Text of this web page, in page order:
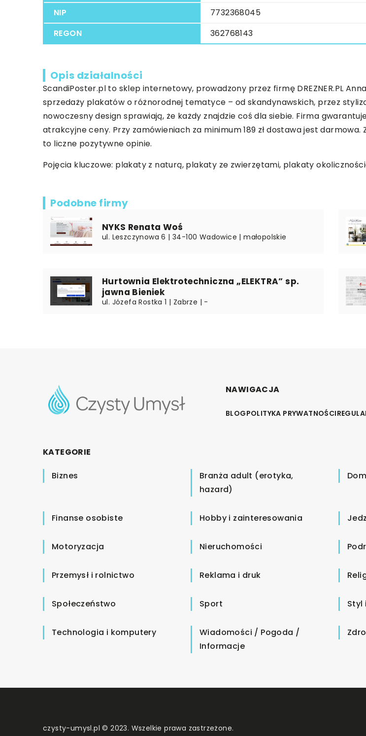
NIP
7732368045
REGON
362768143
Opis działalności
ScandiPoster.pl to sklep internetowy, prowadzony przez firmę DREZNER.PL
sprzedaży plakatów o różnorodnej tematyce – od skandynawskich, przez
nowoczesny design sprawiają, że każdy znajdzie coś dla siebie. Firma
atrakcyjne ceny. Przy zamówieniach za minimum 189 zł dostawa jest
to liczne pozytywne opinie.
Pojęcia kluczowe: plakaty z naturą, plakaty ze zwierzętami, plakaty
Podobne firmy
NYKS Renata Woś
ul. Leszczynowa 6 | 34-100 Wadowice | małopolskie
Hurtownia Elektrotechniczna „ELEKTRA” sp.
jawna Bieniek
ul. Józefa Rostka 1 | Zabrze | -
NAWIGACJA
BLOGPOLITYKA PRYWATNOŚCI
KATEGORIE
Biznes
Branża adult (erotyka,
hazard)
Finanse osobiste Hobby i zainteresowania
Motoryzacja Nieruchomości
Przemysł i rolnictwo Reklama i druk
Społeczeństwo Sport Styl
Technologia i komputery
Wiadomości / Pogoda /
Informacje
czysty-umysl.pl © 2023. Wszelkie prawa zastrzeżone.